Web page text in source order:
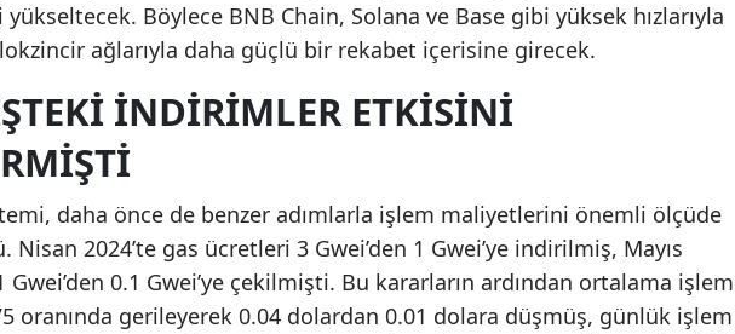
Kırklareli
Kırşehir
Kocaeli
Kütahya
Malatya
Manisa
Böylece BNB Chain, Solana ve Base gibi yüksek hızlarıyla
ağlarıyla daha güçlü bir rekabet içerisine girecek.
INDIRIMLER ETKISINI
daha önce de benzer adımlarla işlem maliyetlerini önemli ölçüde
Nisan 2024’te gas ücretleri 3 Gwei’den 1 Gwei’ye indirilmiş, Mayıs
Gwei’den 0.1 Gwei’ye çekilmişti. Bu kararların ardından ortalama işlem
oranında gerileyerek 0.04 dolardan 0.01 dolara düşmüş, günlük işlem